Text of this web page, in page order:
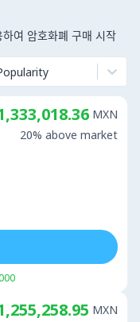
여 암호화폐 구매 시작
MXN
20% above market
MXN